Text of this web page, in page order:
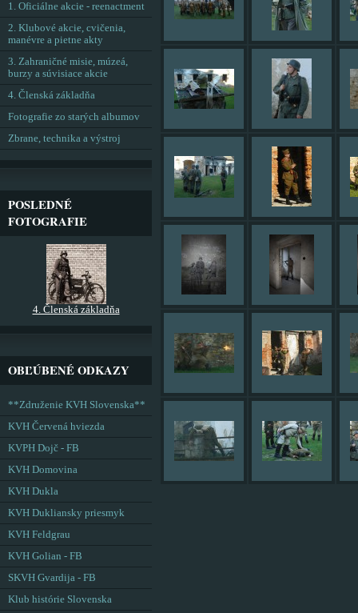
1. Oficiálne akcie - reenactment
2. Klubové akcie, cvičenia,
manévre a pietne akty
3. Zahraničné misie, múzeá,
burzy a súvisiace akcie
4. Členská základňa
Fotografie zo starých albumov
Zbrane, technika a výstroj
POSLEDNÉ
FOTOGRAFIE
4. Členská základňa
OBĽÚBENÉ ODKAZY
**Združenie KVH Slovenska**
KVH Červená hviezda
KVPH Dojč - FB
KVH Domovina
KVH Dukla
KVH Dukliansky priesmyk
KVH Feldgrau
KVH Golian - FB
SKVH Gvardija - FB
Klub histórie Slovenska